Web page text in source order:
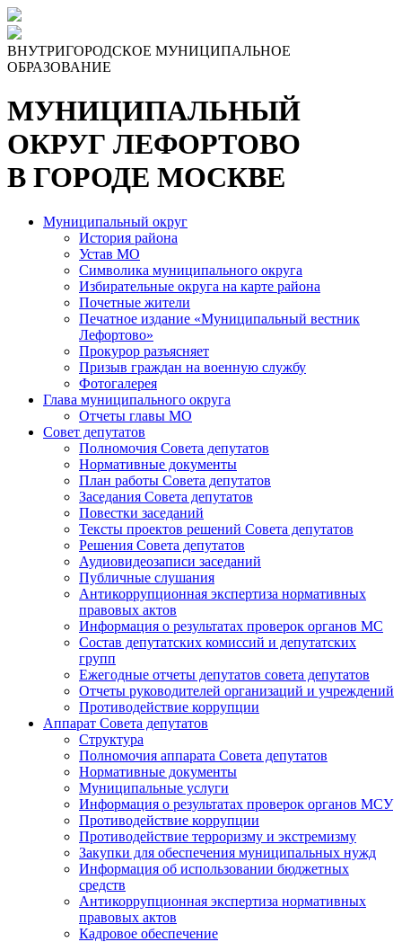
ВНУТРИГОРОДСКОЕ МУНИЦИПАЛЬНОЕ
ОБРАЗОВАНИЕ
МУНИЦИПАЛЬНЫЙ
ОКРУГ ЛЕФОРТОВО
В ГОРОДЕ МОСКВЕ
Муниципальный округ
История района
Устав МО
Символика муниципального округа
Избирательные округа на карте района
Почетные жители
Печатное издание «Муниципальный вестник
Лефортово»
Прокурор разъясняет
Призыв граждан на военную службу
Фотогалерея
Глава муниципального округа
Отчеты главы МО
Совет депутатов
Полномочия Совета депутатов
Нормативные документы
План работы Совета депутатов
Заседания Cовета депутатов
Повестки заседаний
Тексты проектов решений Совета депутатов
Решения Совета депутатов
Аудиовидеозаписи заседаний
Публичные слушания
Антикоррупционная экспертиза нормативных
правовых актов
Информация о результатах проверок органов МС
Состав депутатских комиссий и депутатских
групп
Ежегодные отчеты депутатов совета депутатов
Отчеты руководителей организаций и учреждений
Противодействие коррупции
Аппарат Совета депутатов
Структура
Полномочия аппарата Совета депутатов
Нормативные документы
Муниципальные услуги
Информация о результатах проверок органов МСУ
Противодействие коррупции
Противодействие терроризму и экстремизму
Закупки для обеспечения муниципальных нужд
Информация об использовании бюджетных
средств
Антикоррупционная экспертиза нормативных
правовых актов
Кадровое обеспечение